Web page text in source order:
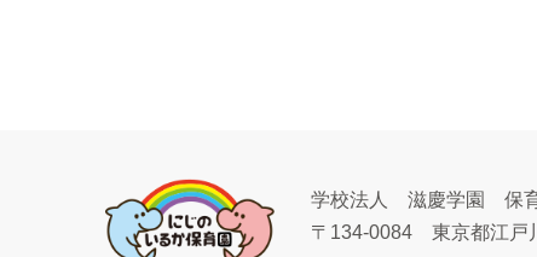
学校法人 滋慶学園 保
〒134-0084 東京都江